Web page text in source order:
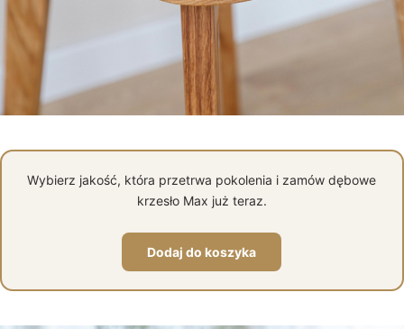
Wybierz jakość, która przetrwa pokolenia i zamów dębowe
krzesło Max już teraz.
Dodaj do koszyka